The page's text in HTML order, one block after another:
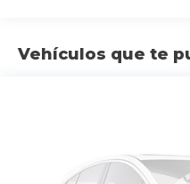
Vehículos que te